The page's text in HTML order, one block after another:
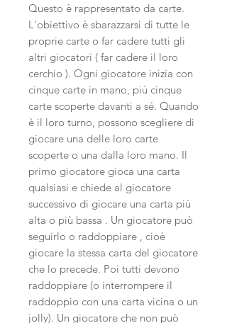
Questo è rappresentato da carte.
L'obiettivo è sbarazzarsi di tutte le
proprie carte o far cadere tutti gli
altri giocatori ( far cadere il loro
cerchio ). Ogni giocatore inizia con
cinque carte in mano, più cinque
carte scoperte davanti a sé. Quando
è il loro turno, possono scegliere di
giocare una delle loro carte
scoperte o una dalla loro mano. Il
primo giocatore gioca una carta
qualsiasi e chiede al giocatore
successivo di giocare una carta più
alta o più bassa . Un giocatore può
seguirlo o raddoppiare , cioè
giocare la stessa carta del giocatore
che lo precede. Poi tutti devono
raddoppiare (o interrompere il
raddoppio con una carta vicina o un
jolly). Un giocatore che non può